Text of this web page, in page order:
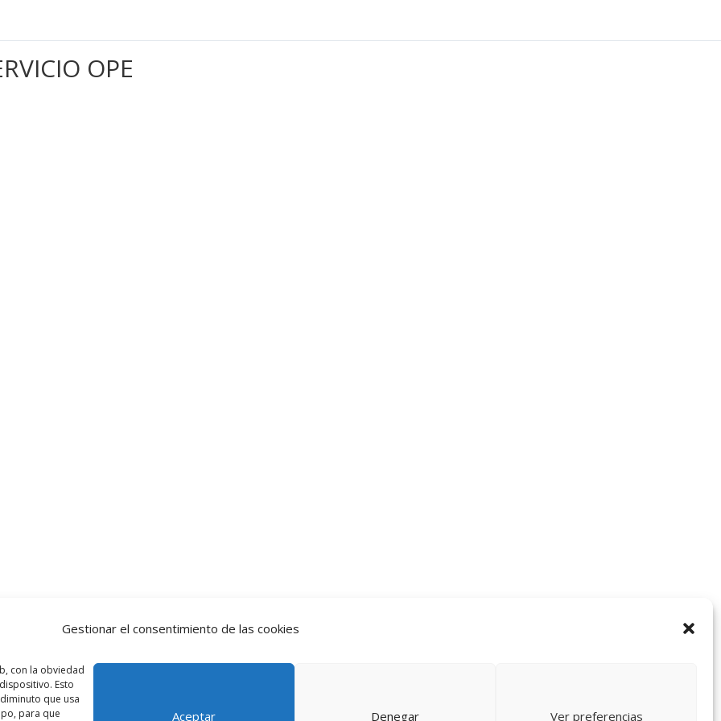
Gestionar el consentimiento de las cookies
con la obviedad
Esto
que usa
para que
Aceptar Denegar Ver preferencias
OPE